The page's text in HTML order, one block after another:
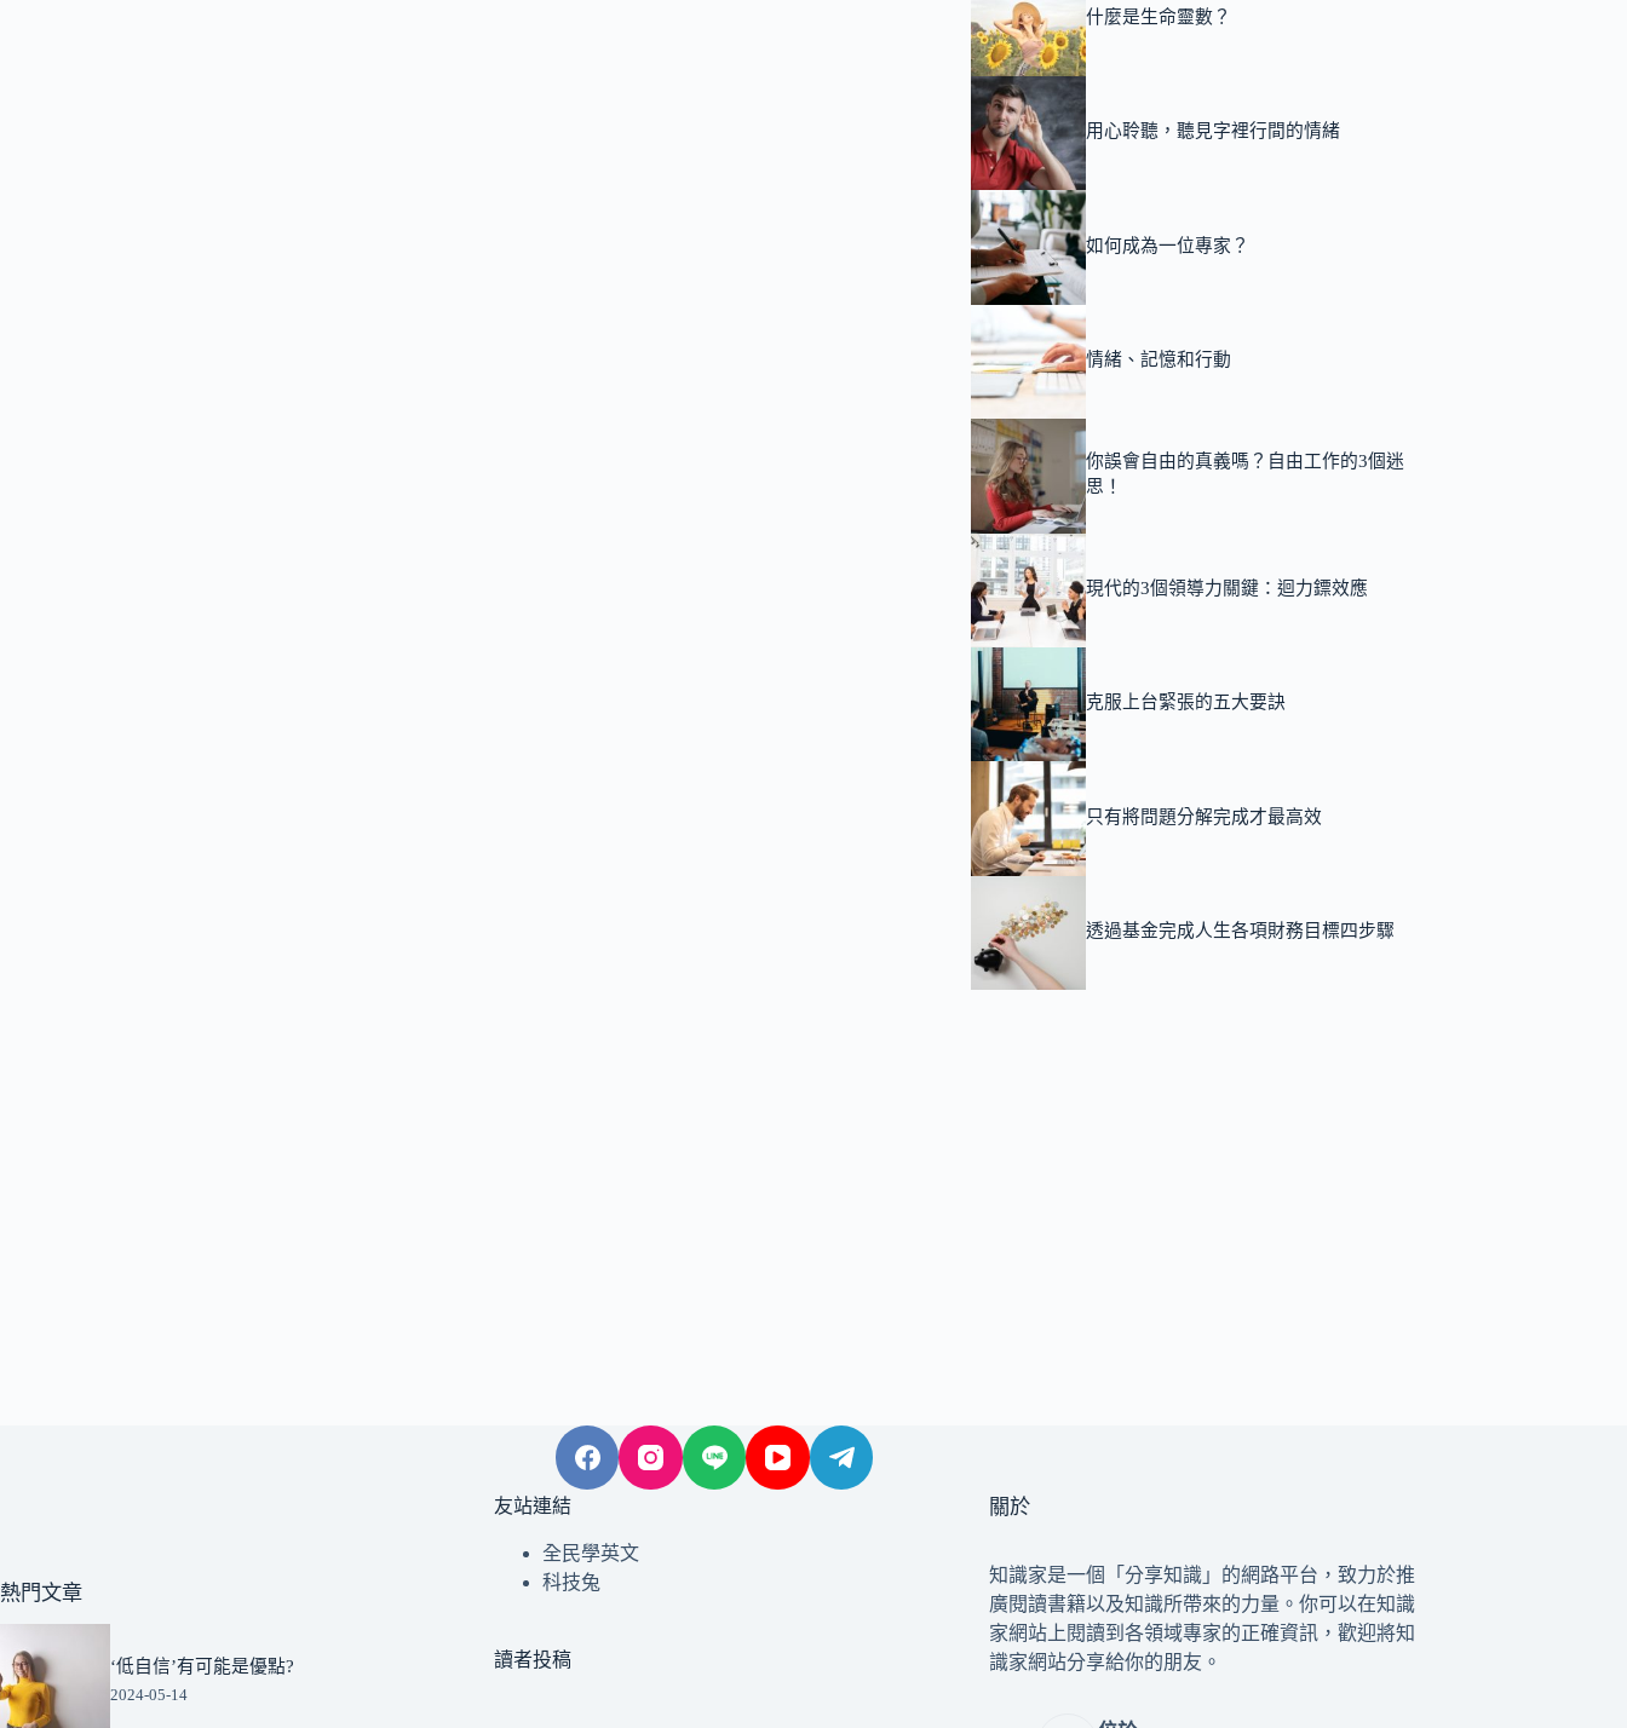
什麼是生命靈數？
用心聆聽，聽見字裡行間的情緒
如何成為一位專家？
情緒、記憶和行動
你誤會自由的真義嗎？自由工作的3個迷
思！
現代的3個領導力關鍵：迴力鏢效應
克服上台緊張的五大要訣
只有將問題分解完成才最高效
透過基金完成人生各項財務目標四步驟
熱門文章
‘低自信’有可能是優點?
2024-05-14
友站連結
全民學英文
科技兔
讀者投稿
關於
知識家是一個「分享知識」的網路平台，致力於推
廣閱讀書籍以及知識所帶來的力量。你可以在知識
家網站上閱讀到各領域專家的正確資訊，歡迎將知
識家網站分享給你的朋友。